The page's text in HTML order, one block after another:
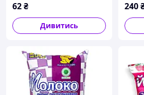
62₴
Дивитись
240